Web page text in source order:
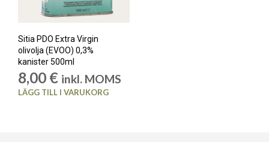
Sitia PDO Extra Virgin
olivolja (EVOO) 0,3%
kanister 500ml
8,00 € inkl. MOMS
LÄGG TILL I VARUKORG